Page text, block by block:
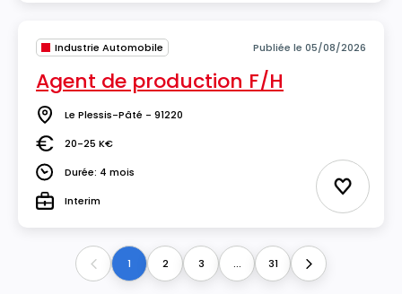
Industrie Automobile Publiée le 05/08/2026
Agent de production F/H
Lieu Le Plessis-Pâté - 91220
Salaire20-25 K€
DuréeDurée: 4 mois
TypeInterim Ajouter
Previous1 2 3 ... 31 Next